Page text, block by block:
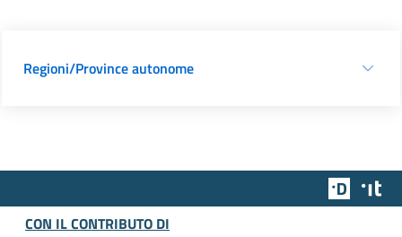
Regioni/Province autonome
Team
CON IL CONTRIBUTO DI